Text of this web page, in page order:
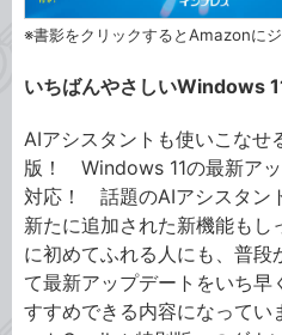
※書影をクリックするとAmazonに
いちばんやさしいWindows
AIアシスタントも使いこなせ
版！ Windows 11の最新ア
対応！ 話題のAIアシスタン
新たに追加された新機能も
に初めてふれる人にも、普
て最新アップデートをいち早
すすめできる内容になってい